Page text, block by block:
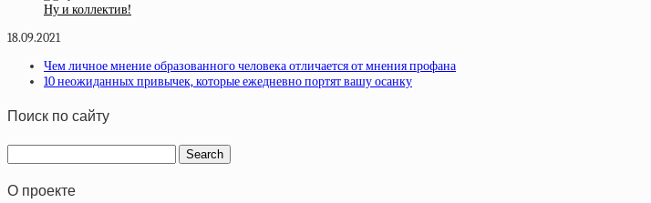
Ну и коллектив!
18.09.2021
Чем личное мнение образованного человека отличается от мнения профана
10 неожиданных привычек, которые ежедневно портят вашу осанку
Поиск по сайту
О проекте